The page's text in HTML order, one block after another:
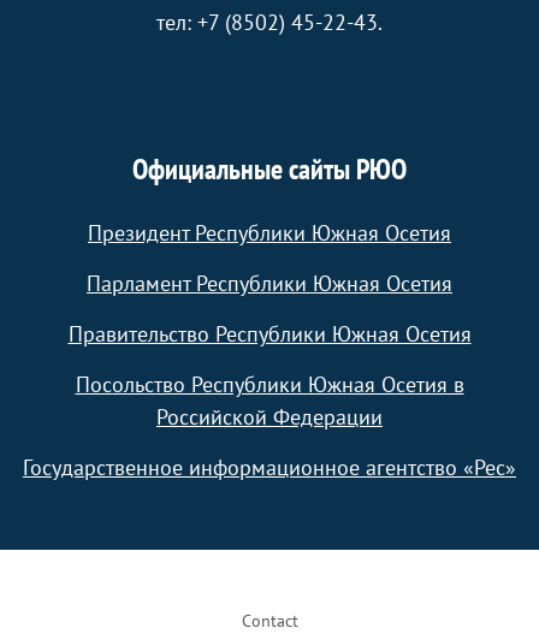
тел: +7 (8502) 45-22-43.
Официальные сайты РЮО
Президент Республики Южная Осетия
Парламент Республики Южная Осетия
Правительство Республики Южная Осетия
Посольство Республики Южная Осетия в
Российской Федерации
Государственное информационное агентство «Рес»
Contact